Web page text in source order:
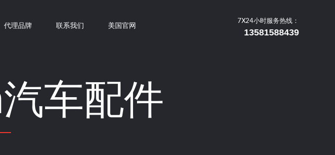
代理品牌 联系我们 美国官网
7X24小时服务热线：
13581588439
车配件